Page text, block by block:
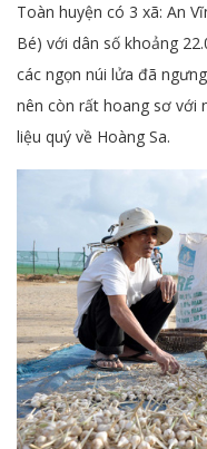
Toàn huyện có 3 xã: An
Bé) với dân số khoảng
các ngọn núi lửa đã
nên còn rất hoang sơ với
liệu quý về Hoàng Sa.